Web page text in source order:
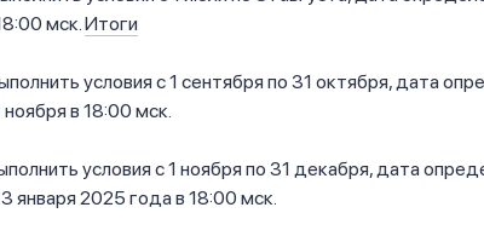
мск.Итоги
условия с 1 сентября по 31 октября, дата
в 18:00 мск.
условия с 1 ноября по 31 декабря, дата
января 2025 года в 18:00 мск.